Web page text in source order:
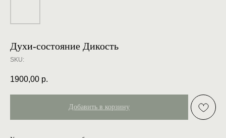
Духи-состояние Дикость
SKU:
1900,00 р.
Добавить в корзину